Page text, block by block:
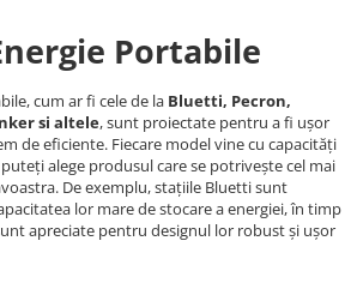
Portabile
cum ar fi cele de la Bluetti, Pecron,
si altele, sunt proiectate pentru a fi ușor
de eficiente. Fiecare model vine cu capacități
alege produsul care se potrivește cel mai
De exemplu, stațiile Bluetti sunt
lor mare de stocare a energiei, în timp
apreciate pentru designul lor robust și ușor